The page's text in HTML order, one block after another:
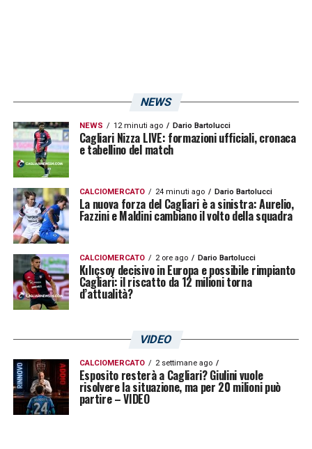
per tutto ciò che stai facendo nel tuo
percorso e insieme a noi, Elia!
https://t.co/Ptm27LZrMN
— Tommaso Giulini (@tommasogiulini)
November 8, 2025
LA PLAYLIST DELLE NOSTRE TOP NEWS
NEWS
NEWS 12 minuti ago Dario Bartolucci
Cagliari Nizza LIVE: formazioni ufficiali, cronaca
e tabellino del match
CALCIOMERCATO 24 minuti ago Dario Bartolucci
La nuova forza del Cagliari è a sinistra: Aurelio,
Fazzini e Maldini cambiano il volto della squadra
CALCIOMERCATO 2 ore ago Dario Bartolucci
Kılıçsoy decisivo in Europa e possibile rimpianto
Cagliari: il riscatto da 12 milioni torna
d’attualità?
VIDEO
CALCIOMERCATO 2 settimane ago
Esposito resterà a Cagliari? Giulini vuole
risolvere la situazione, ma per 20 milioni può
partire – VIDEO